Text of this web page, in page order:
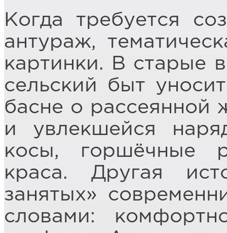
Когда требуется
антураж,
картинки. В старые
сельский быт
басне о рассеянной
и увлекшейся
косы, горшёчные
краса. Другая
занятых»
словами: